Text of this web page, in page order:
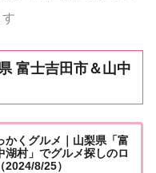
富士吉田市＆山中
かくグルメ｜山梨県「富
湖村」でグルメ探しのロ
8/25）